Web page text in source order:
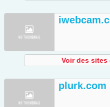
Voir des sites
plurk.com